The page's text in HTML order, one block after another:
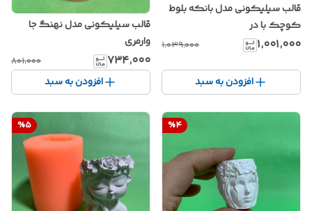
قالب سیلیکونی مدل بانکه بلوط
کوچک با در
۱٬۰۰۱٬۰۰۰ ۱٬۰۳۹٬۰۰۰
افزودن به سبد
قالب سیلیکونی مدل نهنگ جا
وارمری
۷۳۴٬۰۰۰ ۸۰۱٬۰۰۰
افزودن به سبد
%4
%5